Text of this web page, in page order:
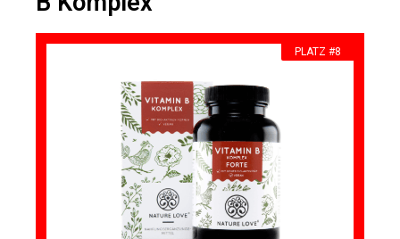
PLATZ #8